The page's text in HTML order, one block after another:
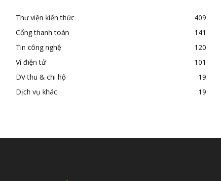
Thư viện kiến thức
409
Cổng thanh toán
141
Tin công nghệ
120
Ví điện tử
101
DV thu & chi hộ
19
Dịch vụ khác
19